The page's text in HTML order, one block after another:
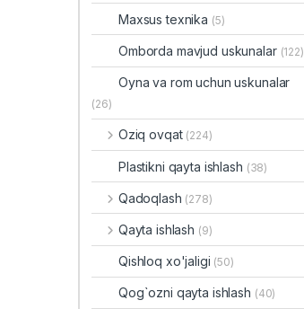
Maxsus texnika (5)
Omborda mavjud uskunalar (122)
Oyna va rom uchun uskunalar
(26)
Oziq ovqat (224)
Plastikni qayta ishlash (38)
Qadoqlash (278)
Qayta ishlash (9)
Qishloq xo'jaligi (50)
Qog`ozni qayta ishlash (40)